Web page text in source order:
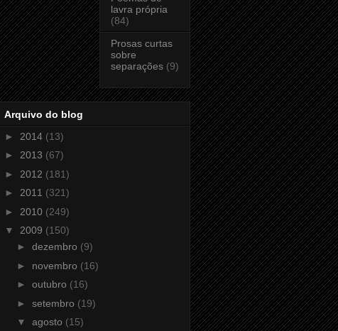
lavra própria
(84)
Prosas curtas
sobre
separações (9)
Arquivo do blog
► 2014 (13)
► 2013 (67)
► 2012 (181)
► 2011 (321)
► 2010 (249)
▼ 2009 (150)
► dezembro (9)
► novembro (16)
► outubro (16)
► setembro (19)
▼ agosto (15)